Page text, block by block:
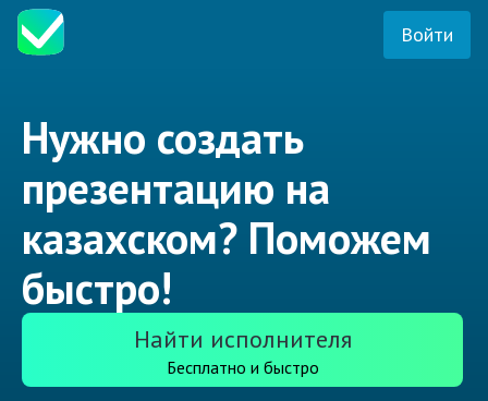
Войти
Нужно создать
презентацию на
казахском? Поможем
быстро!
Найти исполнителя
Бесплатно и быстро